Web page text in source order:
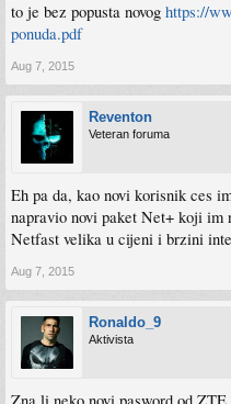
to je bez popusta novog https://
ponuda.pdf
Aug 7, 2015
Reventon
Veteran foruma
Eh pa da, kao novi korisnik ces
napravio novi paket Net+ koji
Netfast velika u cijeni i brzini
Aug 7, 2015
Ronaldo_9
Aktivista